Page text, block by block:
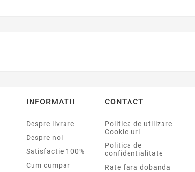
INFORMATII
Despre livrare
Despre noi
Satisfactie 100%
Cum cumpar
CONTACT
Politica de utilizare
Cookie-uri
Politica de
confidentialitate
Rate fara dobanda